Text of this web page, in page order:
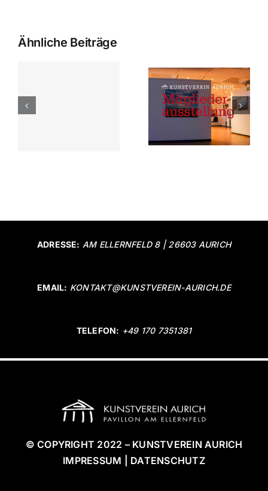
Ähnliche Beiträge
27.06. –
23.08.2019
ADRESSE: AM ELLERNFELD 8 | 26603 AURICH
EMAIL: KONTAKT@KUNSTVEREIN-AURICH.DE
TELEFON: +49 170 7351381
© COPYRIGHT 2022 – KUNSTVEREIN AURICH
IMPRESSUM | DATENSCHUTZ